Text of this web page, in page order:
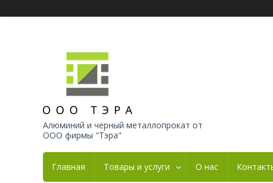
Алюминий и черный металлопрокат от
ООО фирмы "Тэра"
Главная Товары и услуги О нас